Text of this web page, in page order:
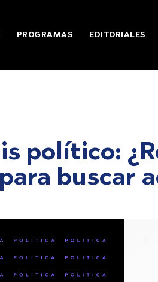
PROGRAMAS EDITORIALES
político:
buscar